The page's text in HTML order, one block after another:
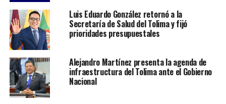
Luis Eduardo González retornó a la
Secretaría de Salud del Tolima y fijó
prioridades presupuestales
Alejandro Martínez presenta la agenda de
infraestructura del Tolima ante el Gobierno
Nacional